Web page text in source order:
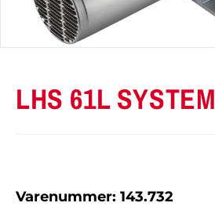
LHS 61L SYSTEM
Varenummer: 143.732